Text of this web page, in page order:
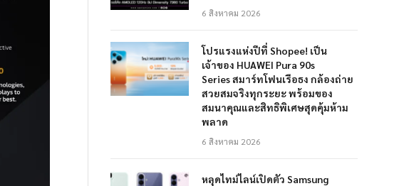
6 สิงหาคม 2026
โปรแรงแห่งปีที่ Shopee! เป็น
เจ้าของ HUAWEI Pura 90s
Series สมาร์ทโฟนเรือธง กล้องถ่าย
สวยสมจริงทุกระยะ พร้อมของ
สมนาคุณและสิทธิพิเศษสุดคุ้มห้าม
พลาด
6 สิงหาคม 2026
หลุดไทม์ไลน์เปิดตัว Samsung